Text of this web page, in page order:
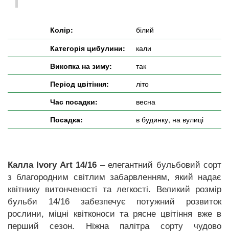
Колір:
білий
Категорія цибулини:
кали
Викопка на зиму:
так
Період цвітіння:
літо
Час посадки:
весна
Посадка:
в будинку, на вулиці
Калла Ivory Art 14/16 – елегантний бульбовий сорт
з благородним світлим забарвленням, який надає
квітнику витонченості та легкості. Великий розмір
бульби 14/16 забезпечує потужний розвиток
рослини, міцні квітконоси та рясне цвітіння вже в
перший сезон. Ніжна палітра сорту чудово